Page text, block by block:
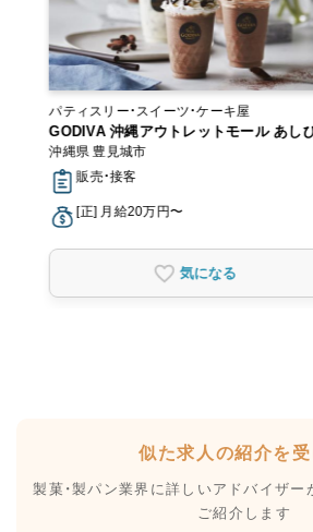
パティスリー・スイーツ・ケーキ屋
GODIVA 沖縄アウトレットモール あし
沖縄県 豊見城市
販売・接客
[正] 月給20万円〜
気になる
似た求人の紹介を受
製菓・製パン業界に詳しいアドバイザー
ご紹介します